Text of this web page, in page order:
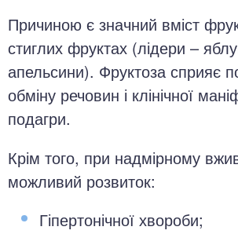
Причиною є значний вміст
стиглих фруктах (лідери –
апельсини). Фруктоза сприяє
обміну речовин і клінічної
подагри.
Крім того, при надмірному
можливий розвиток:
Гіпертонічної хвороби;